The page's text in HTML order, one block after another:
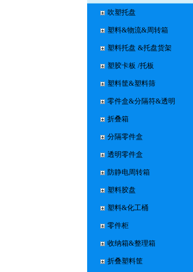
吹塑托盘
塑料&物流&周转箱
塑料托盘 &托盘货架
塑胶卡板 /托板
塑料筐&塑料筛
零件盒&分隔符&透明
折叠箱
分隔零件盒
透明零件盒
防静电周转箱
塑料胶盘
塑料&化工桶
零件柜
收纳箱&整理箱
折叠塑料筐